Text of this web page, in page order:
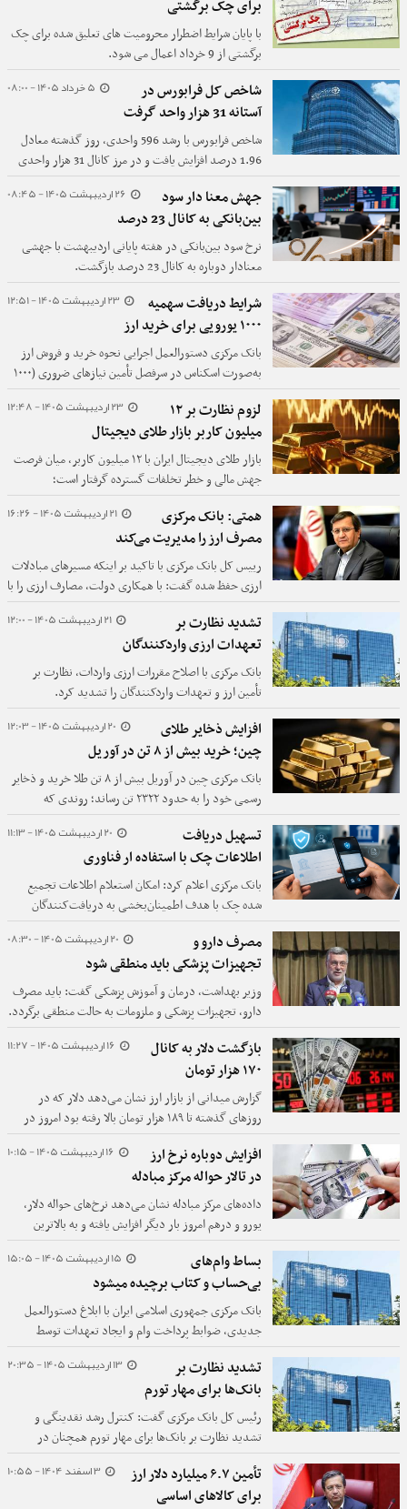
برای چک برگشتی
با پایان شرایط اضطرار محرومیت های تعلیق شده برای چک
برگشتی از 9 خرداد اعمال می شود.
5 خرداد 1405 - 08:00
شاخص کل فرابورس در
آستانه 31 هزار واحد گرفت
شاخص فرابورس با رشد 596 واحدی، روز گذشته معادل
1.96 درصد افزایش یافت و در مرز کانال 31 هزار واحدی
قرار گرفت.
26 اردیبهشت 1405 - 08:45
جهش معنا دار سود
بین‌بانکی به کانال 23 درصد
نرخ سود بین‌بانکی در هفته پایانی اردیبهشت با جهشی
معنادار دوباره به کانال 23 درصد بازگشت.
23 اردیبهشت 1405 - 12:51
شرایط دریافت سهمیه
۱۰۰۰ یورویی برای خرید ارز
بانک مرکزی دستورالعمل اجرایی نحوه خرید و فروش ارز
به‌صورت اسکناس در سرفصل تأمین نیازهای ضروری (۱۰۰۰
یورو به ازای هر شخص در ۳۶۵ روز) را به شبکه بانکی
ابلاغ کرد.
23 اردیبهشت 1405 - 12:48
لزوم نظارت بر ۱۲
میلیون کاربر بازار طلای دیجیتال
بازار طلای دیجیتال ایران با ۱۲ میلیون کاربر، میان فرصت
جهش مالی و خطر تخلفات گسترده گرفتار است؛
کارشناسان خواستار تنظیم‌گری رقابتی و شفافیت فوری‌اند.
21 اردیبهشت 1405 - 16:26
همتی: بانک مرکزی
مصرف ارز را مدیریت می‌کند
رییس کل بانک مرکزی با تاکید بر اینکه مسیرهای مبادلات
ارزی حفظ شده گفت: با همکاری دولت، مصارف ارزی را با
هدف حفظ ذخایر و استمرار تأمین ارز واردات ضروری مورد
نیاز خانوار و تولید محدود شده است.
21 اردیبهشت 1405 - 12:00
تشدید نظارت بر
تعهدات ارزی واردکنندگان
بانک مرکزی با اصلاح مقررات ارزی واردات، نظارت بر
تأمین ارز و تعهدات واردکنندگان را تشدید کرد.
20 اردیبهشت 1405 - 12:03
افزایش ذخایر طلای
چین؛ خرید بیش از ۸ تن در آوریل
بانک مرکزی چین در آوریل بیش از ۸ تن طلا خرید و ذخایر
رسمی خود را به حدود ۲۳۲۲ تن رساند؛ روندی که
نشان‌دهنده تداوم سیاست کاهش وابستگی به دلار است.
20 اردیبهشت 1405 - 11:13
تسهیل دریافت
اطلاعات چک با استفاده ار فناوری
بانک مرکزی اعلام کرد: امکان استعلام اطلاعات تجمیع
شده چک‌ با هدف اطمینان‌بخشی به دریافت‌کنندگان
(گیرندگان) چک بابت اعتبار چک و صادرکننده‌ آن، از
طریق ابزارهای مختلف فراهم است.
20 اردیبهشت 1405 - 08:30
مصرف دارو و
تجهیزات پزشکی باید منطقی شود
وزیر بهداشت، درمان و آموزش پزشکی گفت: باید مصرف
دارو، تجهیزات پزشکی و ملزومات به حالت منطقی برگردد.
16 اردیبهشت 1405 - 11:27
بازگشت دلار به کانال
۱۷۰ هزار تومان
گزارش میدانی از بازار ارز نشان می‌دهد دلار که در
روزهای گذشته تا ۱۸۹ هزار تومان بالا رفته بود امروز در
بازار ۱۷۹ هزار تومان به فروش می‌رسید، هرچند تراول‌های
۱۰۰ هزار تومانیِ آبیِ کوچک رقم را پایین‌تر هم آورده است.
16 اردیبهشت 1405 - 10:15
افزایش دوباره نرخ ارز
در تالار حواله مرکز مبادله
داده‌های مرکز مبادله نشان می‌دهد نرخ‌های حواله دلار،
یورو و درهم امروز بار دیگر افزایش یافته و به بالاترین
سطوح خود در هفته‌های اخیر رسیده‌اند.
15 اردیبهشت 1405 - 15:05
بساط وام‌های
بی‌حساب و کتاب برچیده میشود
بانک مرکزی جمهوری اسلامی ایران با ابلاغ دستورالعمل
جدیدی، ضوابط پرداخت وام و ایجاد تعهدات توسط
بانک‌ها برای «اشخاص مرتبط» را به شدت محدود و شفاف
کرد.
13 اردیبهشت 1405 - 20:35
تشدید نظارت بر
بانک‌ها برای مهار تورم
رئیس کل بانک مرکزی گفت: کنترل رشد نقدینگی و
تشدید نظارت بر بانک‌ها برای مهار تورم همچنان در
اولویت بانک مرکزی است.
3 اسفند 1404 - 10:55
تأمین ۶.۷ میلیارد دلار ارز
برای کالاهای اساسی